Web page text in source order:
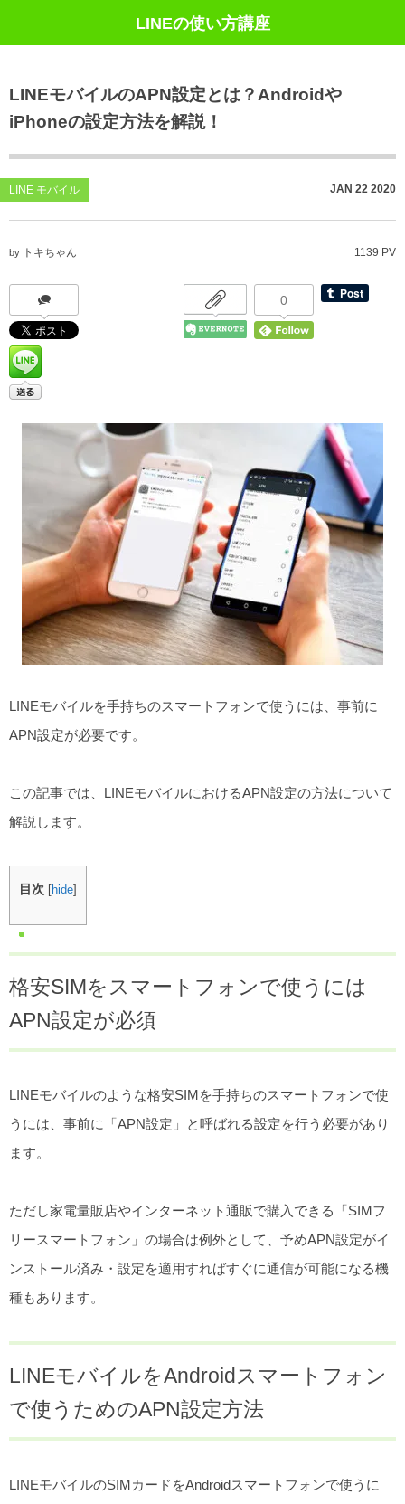
LINEの使い方講座
LINEモバイルのAPN設定とは？Androidや
iPhoneの設定方法を解説！
LINE モバイル JAN 22 2020
by トキちゃん 1139 PV
0
LINEモバイルを手持ちのスマートフォンで使うには、事前に
APN設定が必要です。
この記事では、LINEモバイルにおけるAPN設定の方法について
解説します。
目次 [hide]
格安SIMをスマートフォンで使うには
APN設定が必須
LINEモバイルのような格安SIMを手持ちのスマートフォンで使
うには、事前に「APN設定」と呼ばれる設定を行う必要があり
ます。
ただし家電量販店やインターネット通販で購入できる「SIMフ
リースマートフォン」の場合は例外として、予めAPN設定がイ
ンストール済み・設定を適用すればすぐに通信が可能になる機
種もあります。
LINEモバイルをAndroidスマートフォン
で使うためのAPN設定方法
LINEモバイルのSIMカードをAndroidスマートフォンで使うに